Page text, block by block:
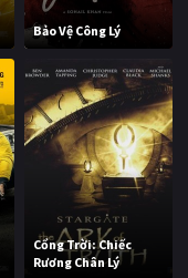
Bảo Vệ Công Lý
Cổng Trời: Chiếc
Rương Chân Lý